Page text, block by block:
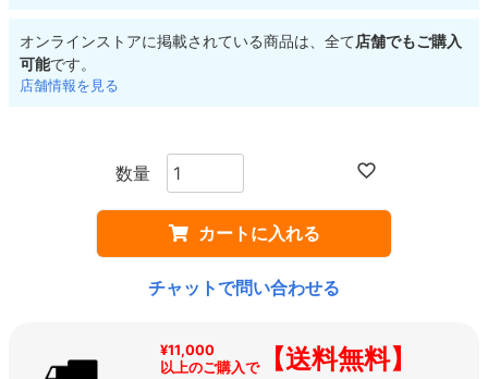
オンラインストアに掲載されている商品は、全て店舗でもご購入
可能です。
店舗情報を見る
カートに入れる
チャットで問い合わせる
¥11,000
以上のご購入で【送料無料】